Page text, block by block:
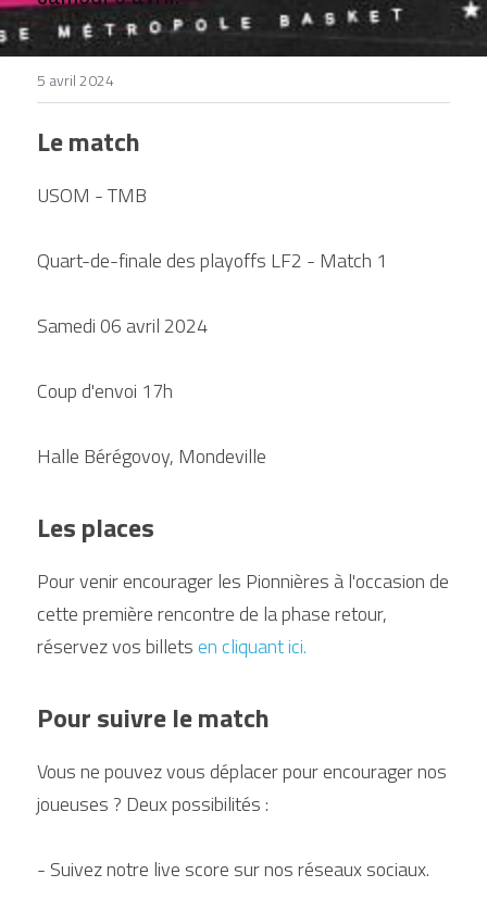
DEVENIR BÉNÉVOLE
5 avril 2024
Le match
USOM - TMB
Quart-de-finale des playoffs LF2 - Match 1
Samedi 06 avril 2024
Coup d'envoi 17h
Halle Bérégovoy, Mondeville
Les places
Pour venir encourager les Pionnières à l'occasion de
cette première rencontre de la phase retour,
réservez vos billetsen cliquant ici.
Pour suivre le match
Vous ne pouvez vous déplacer pour encourager nos
joueuses ? Deux possibilités :
- Suivez notre live score sur nos réseaux sociaux.